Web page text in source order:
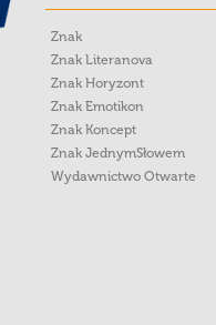
Znak
Znak Literanova
Znak Horyzont
Znak Emotikon
Znak Koncept
Znak JednymSłowem
Wydawnictwo Otwarte